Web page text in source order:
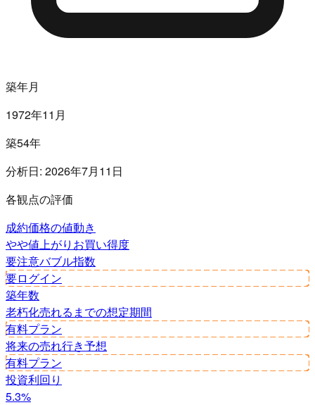
築年月
1972年11月
築54年
分析日: 2026年7月11日
各観点の評価
成約価格の値動き
やや値上がり お買い得度
要注意バブル指数
要ログイン
築年数
老朽化売れるまでの想定期間
有料プラン
将来の売れ行き予想
有料プラン
投資利回り
5.3%